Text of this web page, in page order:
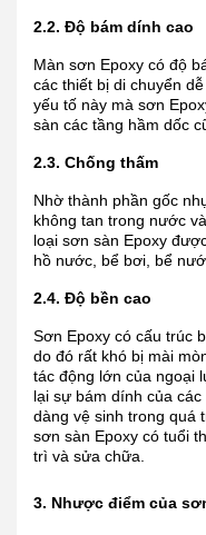
2.2. Độ bám dính cao
Màn sơn Epoxy có độ
các thiết bị di chuyển
yếu tố này mà sơn
sàn các tầng hầm dốc
2.3. Chống thấm
Nhờ thành phần gốc
không tan trong nước
loại sơn sàn Epoxy
hồ nước, bể bơi, bể
2.4. Độ bền cao
Sơn Epoxy có cấu trúc
do đó rất khó bị mài
tác động lớn của ngoại
lại sự bám dính của
dàng vệ sinh trong quá
sơn sàn Epoxy có tuổi
trì và sửa chữa.
3. Nhược điểm của